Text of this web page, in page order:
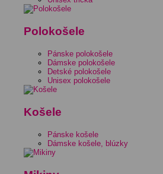
Polokošele
Pánske polokošele
Dámske polokošele
Detské polokošele
Unisex polokošele
Košele
Pánske košele
Dámske košele, blúzky